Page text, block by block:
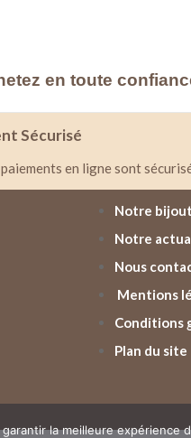
en toute
Sécurisé
en ligne sont
Notre
Notre
Nous
Mentions
Conditions
Plan du site
la meilleure expérience